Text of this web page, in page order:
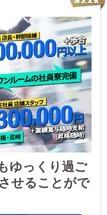
ゆっくり過ご
せることがで